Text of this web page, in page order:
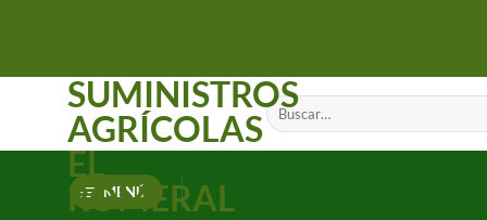
SUMINISTROS
AGRÍCOLAS
EL
ROMERAL
Buscar
por:
MENÚ